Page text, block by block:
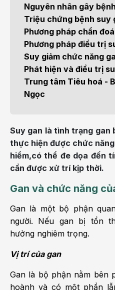
Nguyên nhân gây
Triệu chứng bệnh suy
Phương pháp chẩn
Phương pháp điều trị
Suy giảm chức năng
Phát hiện và điều trị
Trung tâm Tiêu hoá -
Ngọc
Suy gan là tình trạng gan
thực hiện được chức
hiểm,có thể đe dọa đến
cần được xử trí kịp thời.
Gan và chức năng
Gan là một bộ phận
người. Nếu gan bị tổn
hưởng nghiêm trọng.
Vị trí của gan
Gan là bộ phận nằm bên
hoành và có một phần